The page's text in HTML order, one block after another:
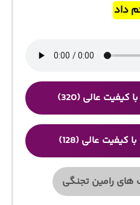
داد
کیفیت عالی (320)
کیفیت عالی (128)
های رامین تجنگی